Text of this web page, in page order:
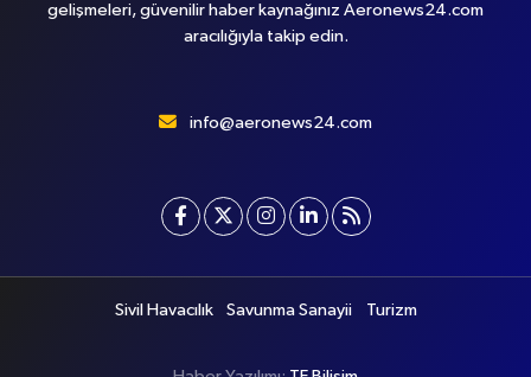
gelişmeleri, güvenilir haber kaynağınız Aeronews24.com
aracılığıyla takip edin.
info@aeronews24.com
Sivil Havacılık Savunma Sanayii Turizm